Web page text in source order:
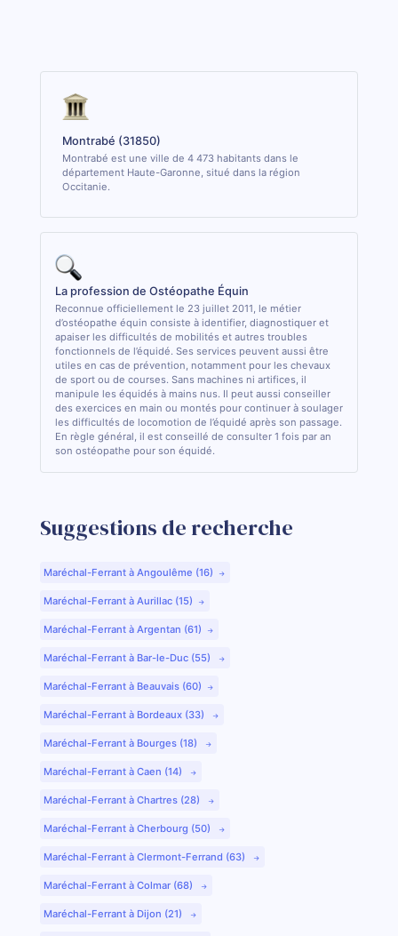
Montrabé (31850)
Montrabé est une ville de 4 473 habitants dans le
département Haute-Garonne, situé dans la région
Occitanie.
La profession de Ostéopathe Équin
Reconnue officiellement le 23 juillet 2011, le métier
d’ostéopathe équin consiste à identifier, diagnostiquer et
apaiser les difficultés de mobilités et autres troubles
fonctionnels de l’équidé. Ses services peuvent aussi être
utiles en cas de prévention, notamment pour les chevaux
de sport ou de courses. Sans machines ni artifices, il
manipule les équidés à mains nus. Il peut aussi conseiller
des exercices en main ou montés pour continuer à soulager
les difficultés de locomotion de l’équidé après son passage.
En règle général, il est conseillé de consulter 1 fois par an
son ostéopathe pour son équidé.
Suggestions de recherche
Maréchal-Ferrant à Angoulême (16)
Maréchal-Ferrant à Aurillac (15)
Maréchal-Ferrant à Argentan (61)
Maréchal-Ferrant à Bar-le-Duc (55)
Maréchal-Ferrant à Beauvais (60)
Maréchal-Ferrant à Bordeaux (33)
Maréchal-Ferrant à Bourges (18)
Maréchal-Ferrant à Caen (14)
Maréchal-Ferrant à Chartres (28)
Maréchal-Ferrant à Cherbourg (50)
Maréchal-Ferrant à Clermont-Ferrand (63)
Maréchal-Ferrant à Colmar (68)
Maréchal-Ferrant à Dijon (21)